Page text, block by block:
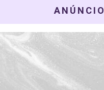
ANÚNCIO